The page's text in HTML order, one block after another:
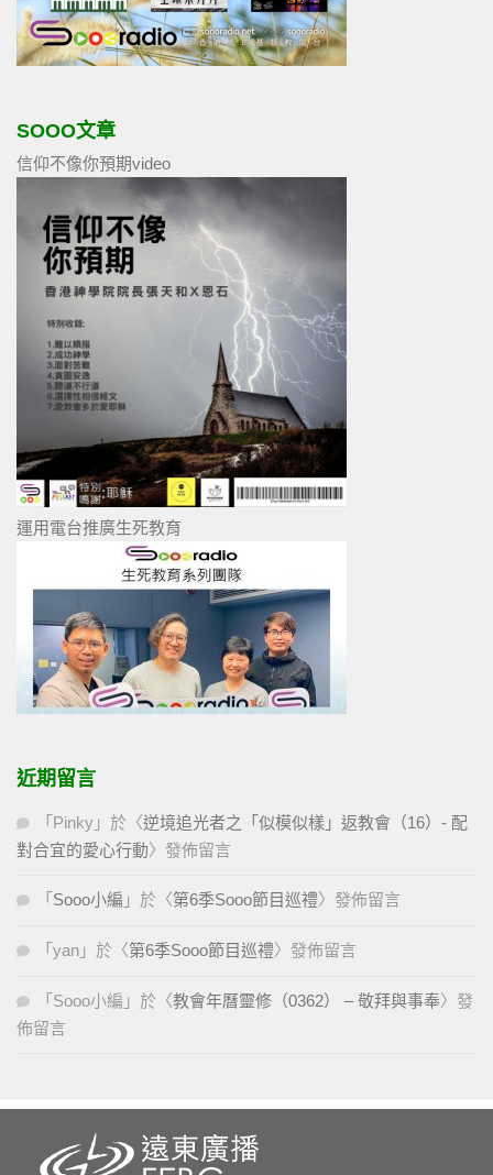
SOOO文章
信仰不像你預期video
運用電台推廣生死教育
近期留言
「 Pinky 」於〈逆境追光者之「似模似樣」返教會（16）- 配
對合宜的愛心行動〉發佈留言
「 Sooo小編 」於〈第6季Sooo節目巡禮〉發佈留言
「 yan 」於〈第6季Sooo節目巡禮〉發佈留言
「 Sooo小編 」於〈教會年曆靈修（0362） – 敬拜與事奉〉發
佈留言